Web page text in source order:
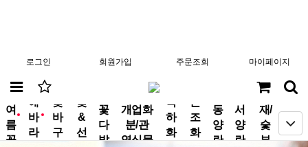
로그인 회원가입 주문조회 마이페이지
new
여
름
꽃
new
해
바
라
꽃
바
구
꽃
&
선
꽃
다
발
개업화
분/관
엽식물
축
하
화
근
조
화
동
양
란
서
양
란
분
재/
숯
부